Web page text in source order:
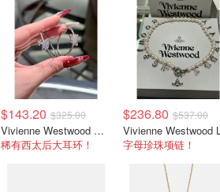
$143.20 $325.00
Vivienne Westwood Olympia 圆环耳环
稀有西太后大耳环！
$236.80 $537.00
字母珍珠项链！